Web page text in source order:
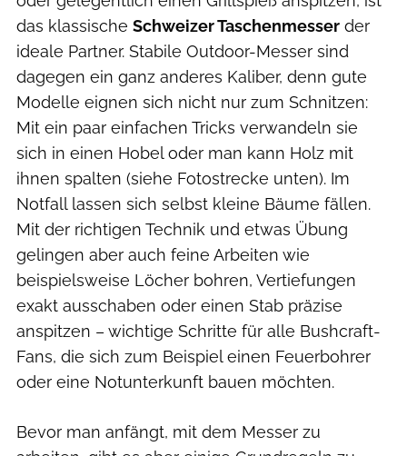
das klassische Schweizer Taschenmesser der
ideale Partner. Stabile Outdoor-Messer sind
dagegen ein ganz anderes Kaliber, denn gute
Modelle eignen sich nicht nur zum Schnitzen:
Mit ein paar einfachen Tricks verwandeln sie
sich in einen Hobel oder man kann Holz mit
ihnen spalten (siehe Fotostrecke unten). Im
Notfall lassen sich selbst kleine Bäume fällen.
Mit der richtigen Technik und etwas Übung
gelingen aber auch feine Arbeiten wie
beispielsweise Löcher bohren, Vertiefungen
exakt ausschaben oder einen Stab präzise
anspitzen – wichtige Schritte für alle Bushcraft-
Fans, die sich zum Beispiel einen Feuerbohrer
oder eine Notunterkunft bauen möchten.
Bevor man anfängt, mit dem Messer zu